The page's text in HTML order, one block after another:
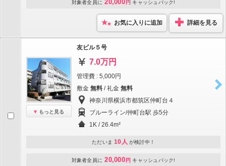
対象者全員に 20,000 円 キャッシュバック!
お気に入りに追加 詳細を見る
もっと見る
友ビル５号
7.0万円
管理費 : 5,000円
敷金 無料 / 礼金 無料
神奈川県横浜市都筑区仲町台４
ブルーライン/仲町台駅 歩5分
1K / 26.4m²
ただいま 10人 が検討中！
対象者全員に 20,000 円 キャッシュバック!